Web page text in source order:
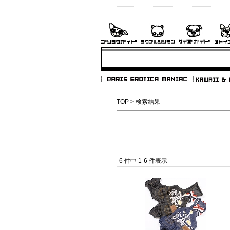
TOP > 検索結果
6 件中 1-6 件表示